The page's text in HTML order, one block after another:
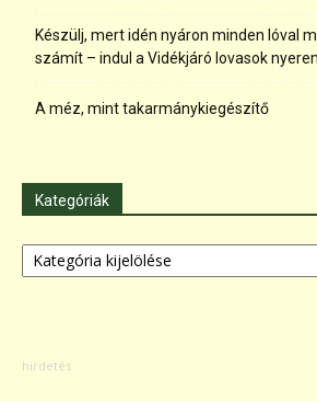
Készülj, mert idén nyáron minden lóval
számít – indul a Vidékjáró lovasok
A méz, mint takarmánykiegészítő
Kategóriák
Kategóriák